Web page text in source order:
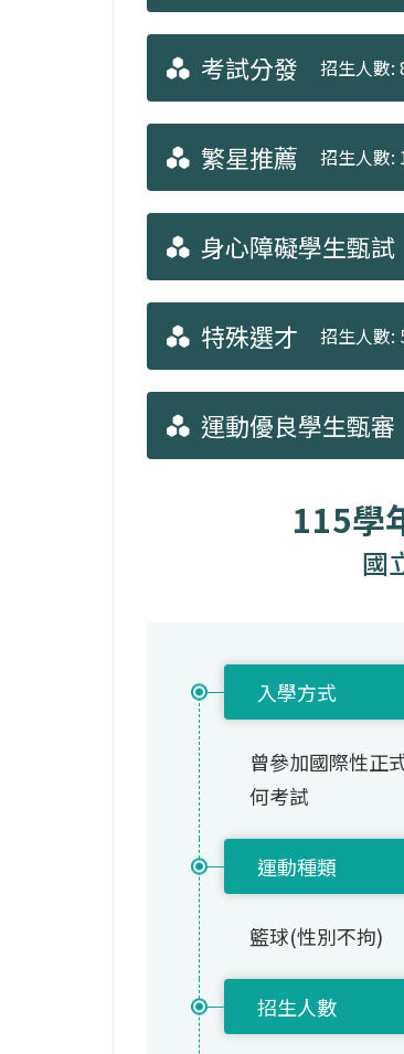
考試分發 招生人數:
繁星推薦 招生人數:
身心障礙學生甄試
特殊選才 招生人數:
運動優良學生甄審
115學
國
入學方式
曾參加國際性正
何考試
運動種類
籃球(性別不拘)
招生人數